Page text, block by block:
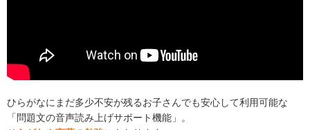
ひらがなにまだ多少不安が残るお子さんでも安心して利用可能な
「問題文の音声読み上げサポート機能」。